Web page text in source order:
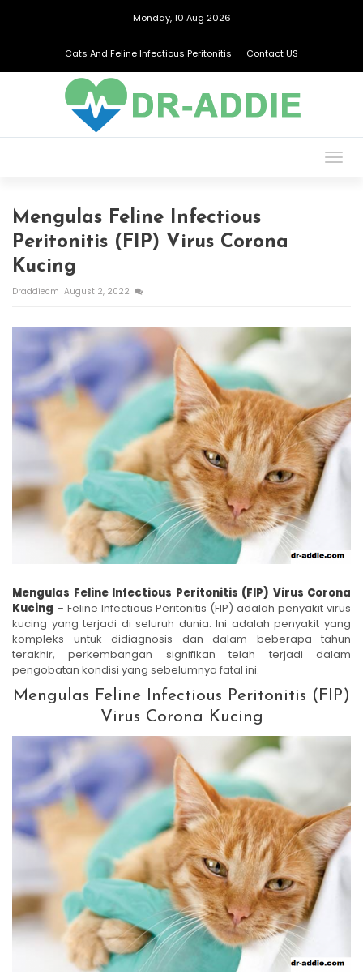
Monday, 10 Aug 2026
Cats And Feline Infectious Peritonitis Contact US
Mengulas Feline Infectious
Peritonitis (FIP) Virus Corona
Kucing
Draddiecm August 2, 2022
Mengulas Feline Infectious Peritonitis (FIP) Virus Corona
Kucing – Feline Infectious Peritonitis (FIP) adalah penyakit virus
kucing yang terjadi di seluruh dunia. Ini adalah penyakit yang
kompleks untuk didiagnosis dan dalam beberapa tahun
terakhir, perkembangan signifikan telah terjadi dalam
pengobatan kondisi yang sebelumnya fatal ini.
Mengulas Feline Infectious Peritonitis (FIP)
Virus Corona Kucing